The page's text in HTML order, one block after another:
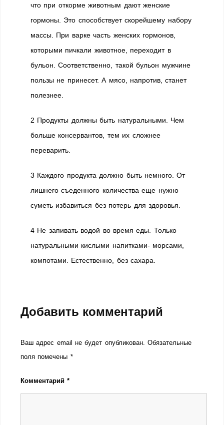
что при откорме животным дают женские
гормоны. Это способствует скорейшему набору
массы. При варке часть женских гормонов,
которыми пичкали животное, переходит в
бульон. Соответственно, такой бульон мужчине
пользы не принесет. А мясо, напротив, станет
полезнее.
2 Продукты должны быть натуральными. Чем
больше консервантов, тем их сложнее
переварить.
3 Каждого продукта должно быть немного. От
лишнего съеденного количества еще нужно
суметь избавиться без потерь для здоровья.
4 Не запивать водой во время еды. Только
натуральными кислыми напитками- морсами,
компотами. Естественно, без сахара.
Добавить комментарий
Ваш адрес email не будет опубликован. Обязательные
поля помечены *
Комментарий*